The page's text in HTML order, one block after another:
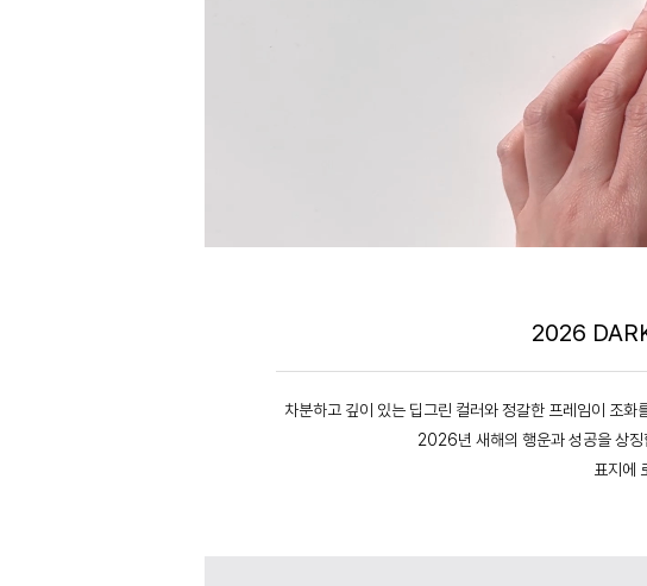
2026
차분하고 깊이 있는 딥그린 컬러와 정갈한 프레임이 조
2026년 새해의 행운과 성공을 상징
표지에